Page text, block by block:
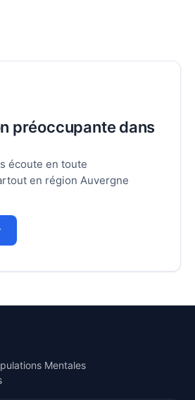
préoccupante dans
écoute en toute
en région Auvergne
Mentales